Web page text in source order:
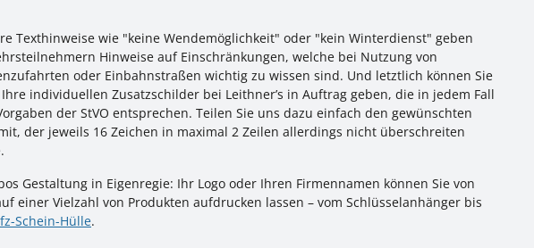
Texthinweise wie "keine Wendemöglichkeit" oder "kein Winterdienst" geben
Hinweise auf Einschränkungen, welche bei Nutzung von
oder Einbahnstraßen wichtig zu wissen sind. Und letztlich können Sie
individuellen Zusatzschilder bei Leithner’s in Auftrag geben, die in jedem Fall
der StVO entsprechen. Teilen Sie uns dazu einfach den gewünschten
der jeweils 16 Zeichen in maximal 2 Zeilen allerdings nicht überschreiten
Gestaltung in Eigenregie: Ihr Logo oder Ihren Firmennamen können Sie von
einer Vielzahl von Produkten aufdrucken lassen – vom Schlüsselanhänger bis
Schein-Hülle.